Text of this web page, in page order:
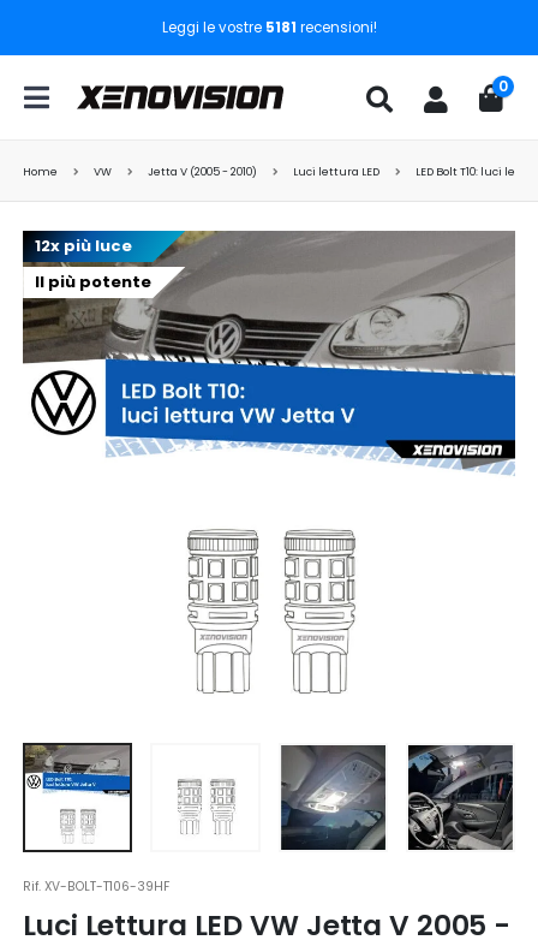
Leggi le vostre 5181 recensioni!
0
Home VW Jetta V (2005 - 2010) Luci lettura LED LED Bolt T10: luci
12x più luce
Il più potente
Rif.XV-BOLT-T106-39HF
Luci Lettura LED VW Jetta V 2005 -